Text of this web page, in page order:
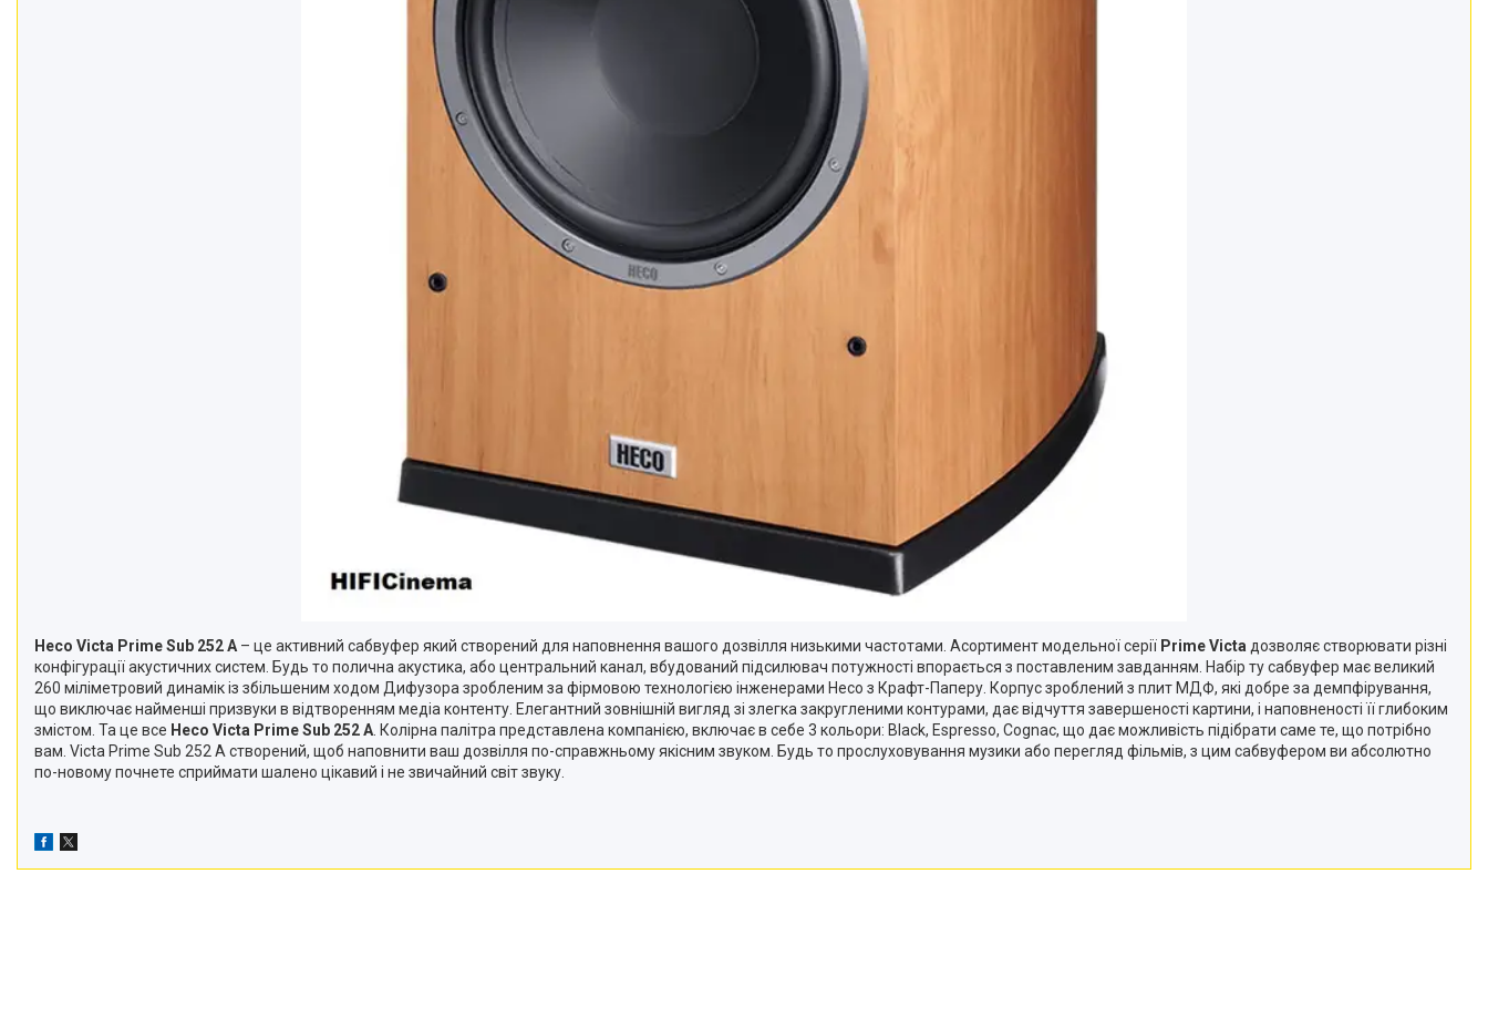
Heco Victa Prime Sub 252 A – це активний сабвуфер який створений для наповнення вашого дозвілля низькими частотами. Асортимент модельної серії Prime Victa дозволяє створювати різні
конфігурації акустичних систем. Будь то полична акустика, або центральний канал, вбудований підсилювач потужності впорається з поставленим завданням. Набір ту сабвуфер має великий
260 міліметровий динамік із збільшеним ходом Дифузора зробленим за фірмовою технологією інженерами Heco з Крафт-Паперу. Корпус зроблений з плит МДФ, які добре за демпфірування,
що виключає найменші призвуки в відтворенням медіа контенту. Елегантний зовнішній вигляд зі злегка закругленими контурами, дає відчуття завершеності картини, і наповненості її глибоким
змістом. Та це все Heco Victa Prime Sub 252 A . Колірна палітра представлена компанією, включає в себе 3 кольори: Black, Espresso, Cognac, що дає можливість підібрати саме те, що потрібно
вам. Victa Prime Sub 252 A створений, щоб наповнити ваш дозвілля по-справжньому якісним звуком. Будь то прослуховування музики або перегляд фільмів, з цим сабвуфером ви абсолютно
по-новому почнете сприймати шалено цікавий і не звичайний світ звуку.